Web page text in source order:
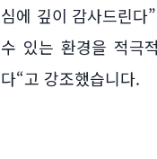
심에 깊이 감사드린다
수 있는 환경을 적극
다“고 강조했습니다.